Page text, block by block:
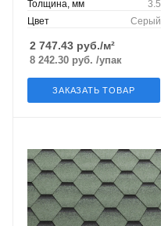
Толщина, мм
3.5
Цвет
Серый
2 747.43 руб./м²
8 242.30 руб. /упак
ЗАКАЗАТЬ ТОВАР